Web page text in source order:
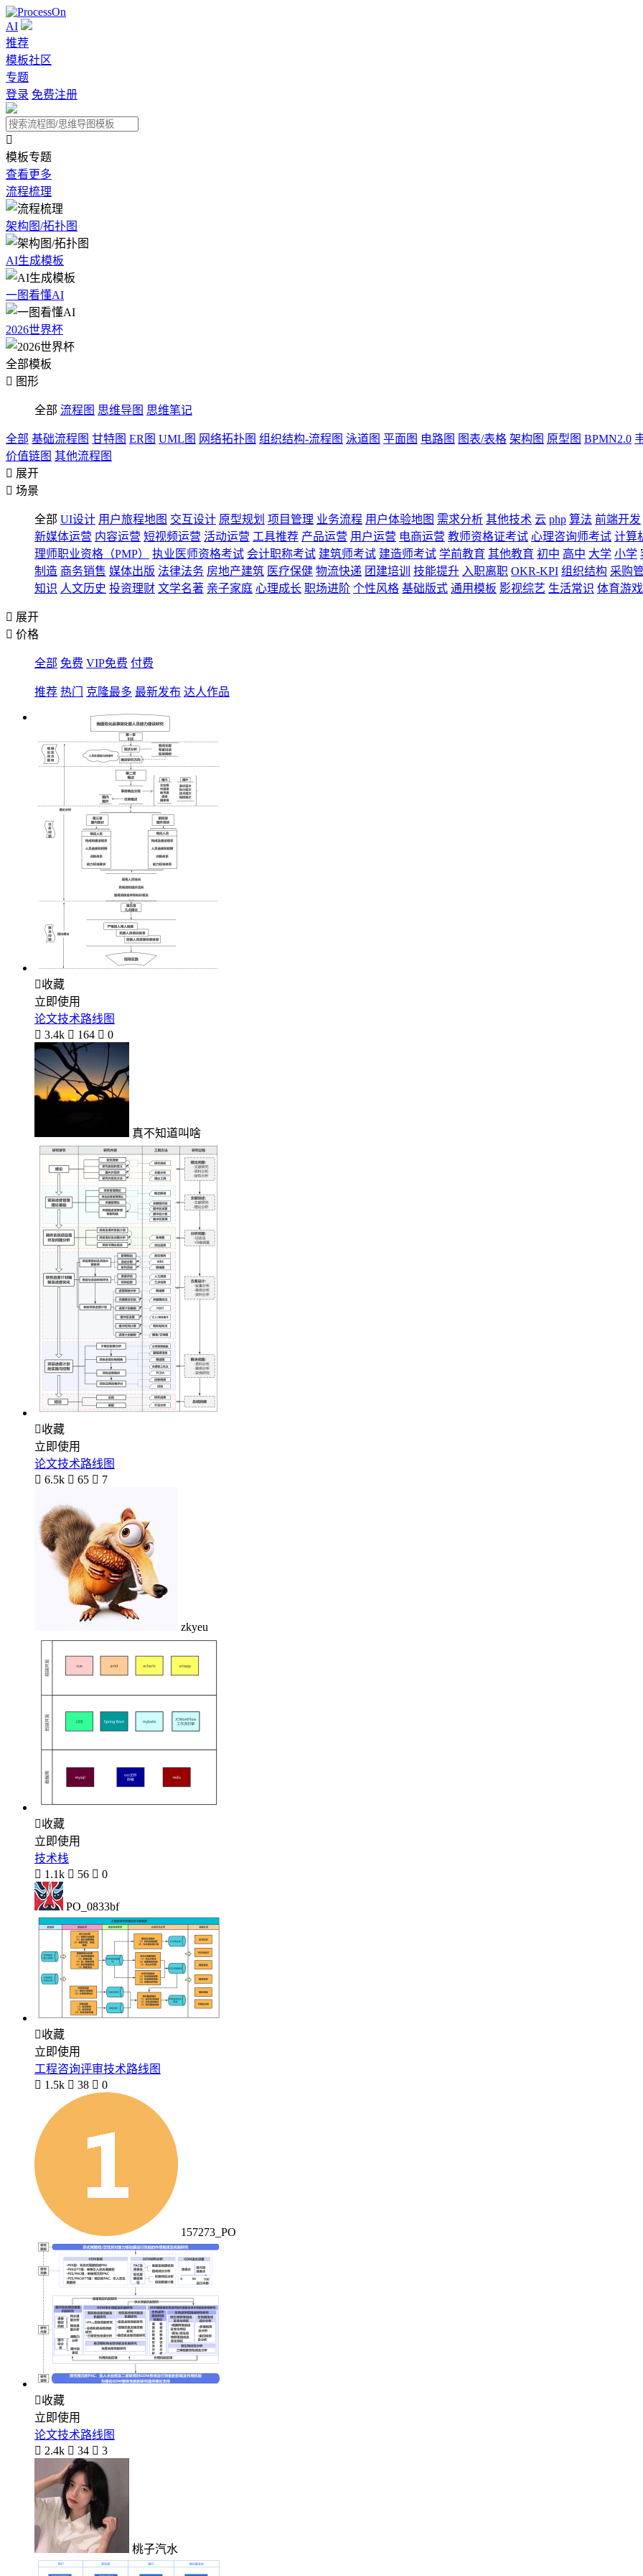
AI
推荐
模板社区
专题
登录 免费注册

模板专题
查看更多
流程梳理
架构图/拓扑图
AI生成模板
一图看懂AI
2026世界杯
全部模板
 图形
全部 流程图 思维导图 思维笔记
全部 基础流程图 甘特图 ER图 UML图 网络拓扑图 组织结构-流程图 泳道图 平面图 电路图 图表/表格 架构图 原型图 BPMN2.0
价值链图 其他流程图
 展开
 场景
全部 UI设计 用户旅程地图 交互设计 原型规划 项目管理 业务流程 用户体验地图 需求分析 其他技术 云 php 算法 前端开发
新媒体运营 内容运营 短视频运营 活动运营 工具推荐 产品运营 用户运营 电商运营 教师资格证考试 心理咨询师考试 计算
理师职业资格（PMP）
执业医师资格考试 会计职称考试 建筑师考试 建造师考试 学前教育 其他教育 初中 高中 大学 小学
制造 商务销售 媒体出版 法律法务 房地产建筑 医疗保健 物流快递 团建培训 技能提升 入职离职 OKR-KPI 组织结构 采购
知识 人文历史 投资理财 文学名著 亲子家庭 心理成长 职场进阶 个性风格 基础版式 通用模板 影视综艺 生活常识 体育游戏
 展开
 价格
全部 免费 VIP免费 付费
推荐 热门 克隆最多 最新发布 达人作品
收藏
立即使用
论文技术路线图
 3.4k  164  0
真不知道叫啥
收藏
立即使用
论文技术路线图
 6.5k  65  7
zkyeu
收藏
立即使用
技术栈
 1.1k  56  0
PO_0833bf
收藏
立即使用
工程咨询评审技术路线图
 1.5k  38  0
157273_PO
收藏
立即使用
论文技术路线图
 2.4k  34  3
桃子汽水